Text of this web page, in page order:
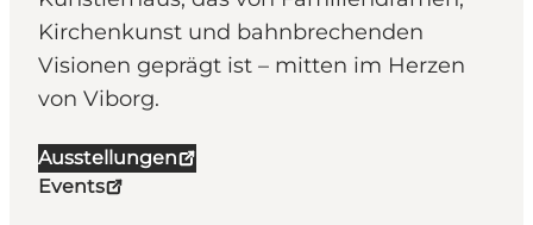
Kirchenkunst und bahnbrechenden
Visionen geprägt ist – mitten im Herzen
von Viborg.
Ausstellungen
Events